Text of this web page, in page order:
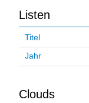
Listen
Titel
Jahr
Clouds